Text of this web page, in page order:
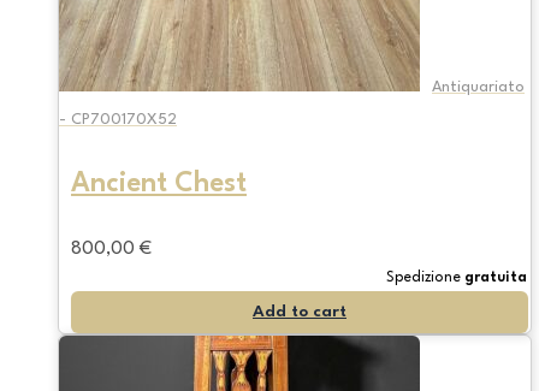
Antiquariato
- CP700170X52
Ancient Chest
800,00 €
Spedizione gratuita
Add to cart